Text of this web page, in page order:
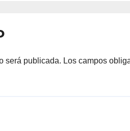
DOMO EN
será publicada. Los campos